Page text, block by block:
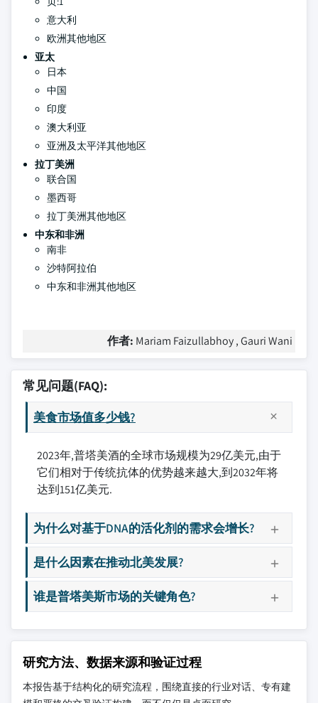
意大利
欧洲其他地区
亚太
日本
中国
印度
澳大利亚
亚洲及太平洋其他地区
拉丁美洲
联合国
墨西哥
拉丁美洲其他地区
中东和非洲
南非
沙特阿拉伯
中东和非洲其他地区
作者: Mariam Faizullabhoy , Gauri Wani
常见问题(FAQ):
美食市场值多少钱?
2023年,普塔美酒的全球市场规模为29亿美元,由于
它们相对于传统抗体的优势越来越大,到2032年将
达到151亿美元.
为什么对基于DNA的活化剂的需求会增长?
是什么因素在推动北美发展?
谁是普塔美斯市场的关键角色?
研究方法、数据来源和验证过程
本报告基于结构化的研究流程，围绕直接的行业对话、专有建